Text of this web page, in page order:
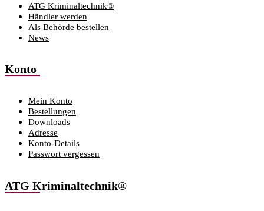
ATG Kriminaltechnik®
Händler werden
Als Behörde bestellen
News
Konto
Mein Konto
Bestellungen
Downloads
Adresse
Konto-Details
Passwort vergessen
ATG Kriminaltechnik®